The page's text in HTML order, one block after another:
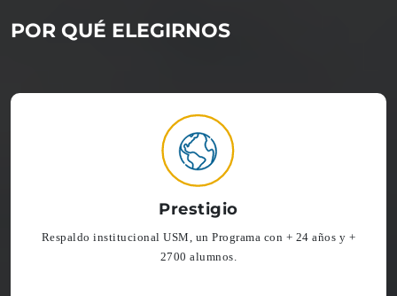
POR QUÉ ELEGIRNOS
Pasantías
Convenios con universidades internacionales y opción de Doble
titulación.